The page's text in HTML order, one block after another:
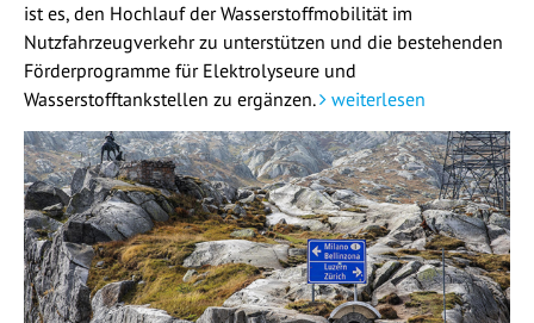
ist es, den Hochlauf der Wasserstoffmobilität im
Nutzfahrzeugverkehr zu unterstützen und die bestehenden
Förderprogramme für Elektrolyseure und
Wasserstofftankstellen zu ergänzen.
weiterlesen